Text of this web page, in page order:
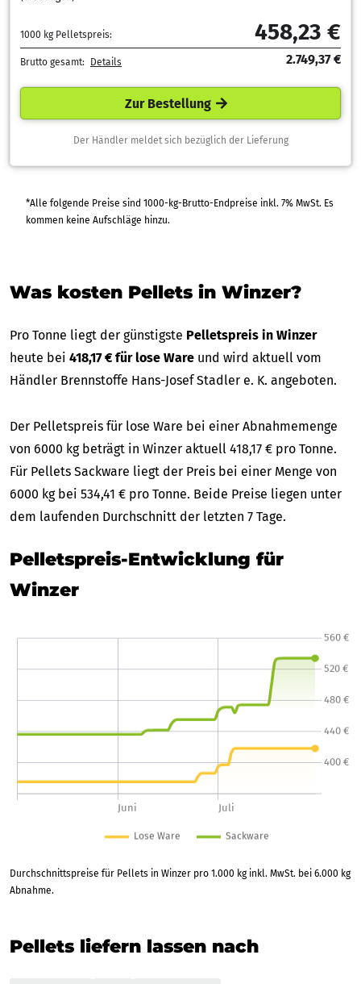
1000 kg Pelletspreis: 458,23 €
Brutto gesamt: Details 2.749,37 €
Zur Bestellung
Der Händler meldet sich bezüglich der Lieferung
*Alle folgende Preise sind 1000-kg-Brutto-Endpreise inkl. 7% MwSt. Es
kommen keine Aufschläge hinzu.
Was kosten Pellets in Winzer?
Pro Tonne liegt der günstigste Pelletspreis in Winzer
heute bei 418,17 € für lose Ware und wird aktuell vom
Händler Brennstoffe Hans-Josef Stadler e. K. angeboten.
Der Pelletspreis für lose Ware bei einer Abnahmemenge
von 6000 kg beträgt in Winzer aktuell 418,17 € pro Tonne.
Für Pellets Sackware liegt der Preis bei einer Menge von
6000 kg bei 534,41 € pro Tonne. Beide Preise liegen unter
dem laufenden Durchschnitt der letzten 7 Tage.
Pelletspreis-Entwicklung für
Winzer
Durchschnittspreise für Pellets in Winzer pro 1.000 kg inkl. MwSt. bei 6.000 kg
Abnahme.
Pellets liefern lassen nach